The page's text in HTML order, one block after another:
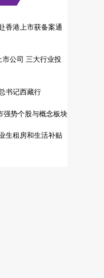
香港上市获备案通
公司 三大行业投
书记西藏行
强势个股与概念板块
生租房和生活补贴